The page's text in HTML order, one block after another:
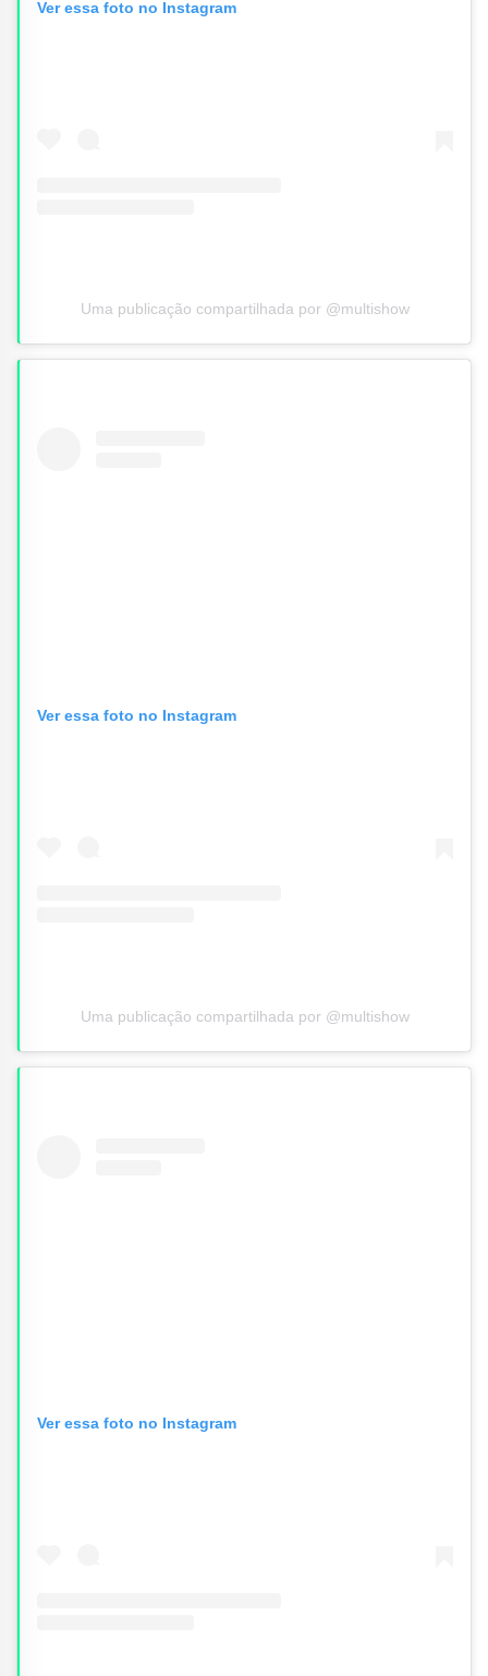
Ver essa foto no Instagram
Uma publicação compartilhada por @multishow
Ver essa foto no Instagram
Uma publicação compartilhada por @multishow
Ver essa foto no Instagram